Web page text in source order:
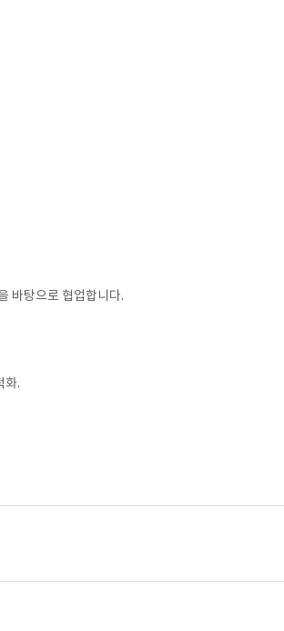
바탕으로 협업합니다.
화.